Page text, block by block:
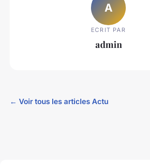
A
ECRIT PAR
admin
← Voir tous les articles Actu